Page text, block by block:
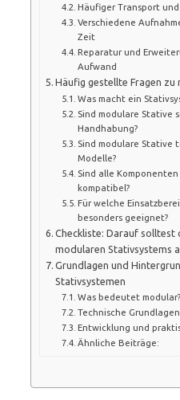
Häufiger Transport
Verschiedene
Zeit
Reparatur und
Aufwand
Häufig gestellte Fragen
Was macht ein
Sind modulare Stative
Handhabung?
Sind modulare Stative
Modelle?
Sind alle
kompatibel?
Für welche
besonders geeignet?
Checkliste: Darauf solltest
modularen Stativsystems
Grundlagen und
Stativsystemen
Was bedeutet modular?
Technische Grundlagen
Entwicklung und
Ähnliche Beiträge: